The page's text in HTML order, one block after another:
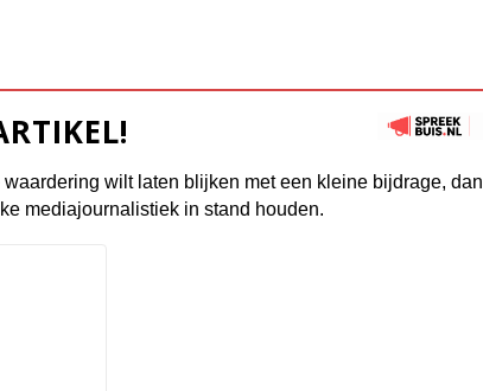
wilt laten blijken met een kleine bijdrage, dan
mediajournalistiek in stand houden.